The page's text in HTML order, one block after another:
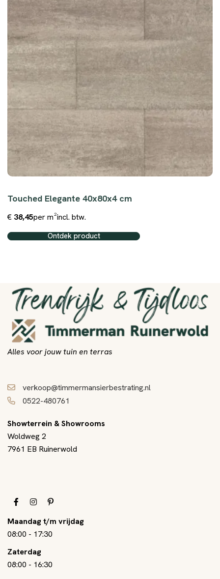
Touched Elegante 40x80x4 cm
€ 38,45per m²incl. btw.
Ontdek product
Alles voor jouw tuin en terras
verkoop@timmermansierbestrating.nl
0522-480761
Showterrein & Showrooms
Woldweg 2
7961 EB Ruinerwold
Maandag t/m vrijdag
08:00 - 17:30
Zaterdag
08:00 - 16:30